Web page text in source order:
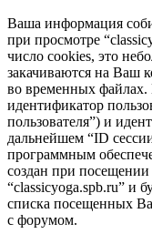
Ваша информация
при просмотре
число cookies, это
закачиваются на Ваш
во временных файлах.
идентификатор
пользователя”) и
дальнейшем “ID
программным
создан при
“classicyoga.spb.ru” и
списка посещенных
с форумом.